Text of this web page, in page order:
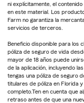
ni explícitamente, el
en este material. Los
Farm no garantiza la
servicios de terceros.
Beneficio disponible para los
póliza de seguro de vida
mayor de 18 años puede
de la aplicación, incluyendo
tengas una póliza de seguro
titulares de póliza en Florida
completo.Ten en cuenta que
retraso antes de que una